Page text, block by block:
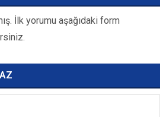
İlk yorumu aşağıdaki form